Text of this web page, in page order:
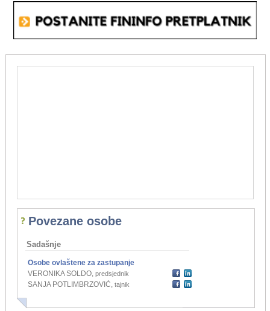
Povezane osobe
Sadašnje
Osobe ovlaštene za zastupanje
VERONIKA SOLDO, predsjednik
SANJA POTLIMBRZOVIĆ, tajnik